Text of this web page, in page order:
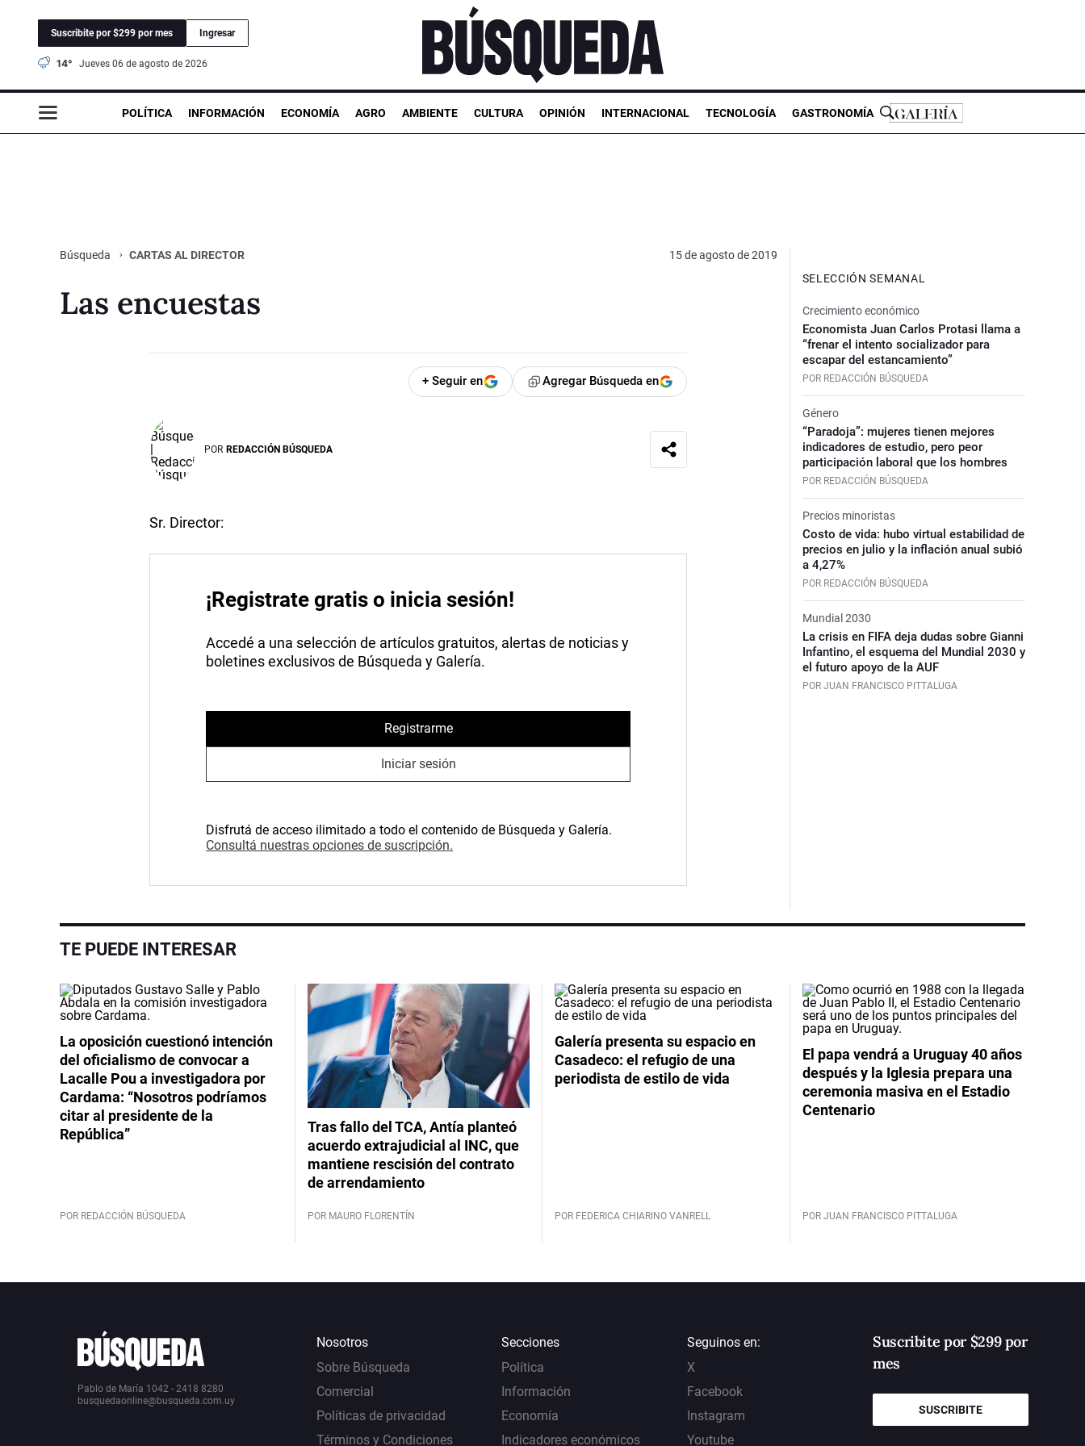
Suscribite por $299 por mes Ingresar
14° jueves 06 de agosto de 2026
POLÍTICA INFORMACIÓN ECONOMÍA AGRO AMBIENTE CULTURA OPINIÓN INTERNACIONAL TECNOLOGÍA GASTRONOMÍA
Búsqueda CARTAS AL DIRECTOR 15 de agosto de 2019
Las encuestas
+ Seguir en Agregar Búsqueda en
POR REDACCIÓN BÚSQUEDA
Sr. Director:
¡Registrate gratis o inicia sesión!
Accedé a una selección de artículos gratuitos, alertas de noticias y
boletines exclusivos de Búsqueda y Galería.
Registrarme
Iniciar sesión
Disfrutá de acceso ilimitado a todo el contenido de Búsqueda y Galería.
Consultá nuestras opciones de suscripción.
SELECCIÓN SEMANAL
Crecimiento económico
Economista Juan Carlos Protasi llama a
“frenar el intento socializador para
escapar del estancamiento”
POR REDACCIÓN BÚSQUEDA
Género
“Paradoja”: mujeres tienen mejores
indicadores de estudio, pero peor
participación laboral que los hombres
POR REDACCIÓN BÚSQUEDA
Precios minoristas
Costo de vida: hubo virtual estabilidad de
precios en julio y la inflación anual subió
a 4,27%
POR REDACCIÓN BÚSQUEDA
Mundial 2030
La crisis en FIFA deja dudas sobre Gianni
Infantino, el esquema del Mundial 2030 y
el futuro apoyo de la AUF
POR JUAN FRANCISCO PITTALUGA
TE PUEDE INTERESAR
La oposición cuestionó intención
del oficialismo de convocar a
Lacalle Pou a investigadora por
Cardama: “Nosotros podríamos
citar al presidente de la
República”
POR REDACCIÓN BÚSQUEDA
Tras fallo del TCA, Antía planteó
acuerdo extrajudicial al INC, que
mantiene rescisión del contrato
de arrendamiento
POR MAURO FLORENTÍN
Galería presenta su espacio en
Casadeco: el refugio de una
periodista de estilo de vida
POR FEDERICA CHIARINO VANRELL
El papa vendrá a Uruguay 40 años
después y la Iglesia prepara una
ceremonia masiva en el Estadio
Centenario
POR JUAN FRANCISCO PITTALUGA
Pablo de María 1042 - 2418 8280
busquedaonline@busqueda.com.uy
Nosotros
Sobre Búsqueda
Comercial
Políticas de privacidad
Términos y Condiciones
Secciones
Política
Información
Economía
Indicadores económicos
Seguinos en:
X
Facebook
Instagram
Youtube
Suscribite por $299 por
mes
SUSCRIBITE